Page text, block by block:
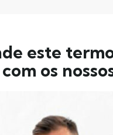
este
os